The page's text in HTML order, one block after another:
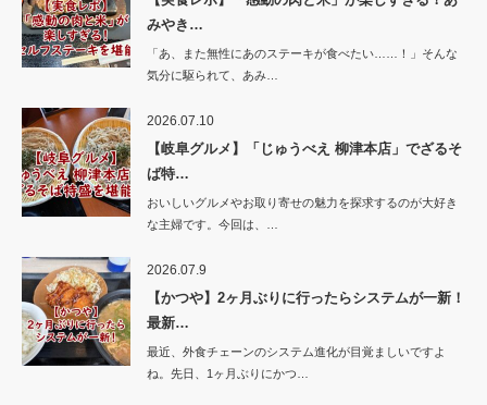
みやき…
「あ、また無性にあのステーキが食べたい……！」そんな
気分に駆られて、あみ…
2026.07.10
【岐阜グルメ】「じゅうべえ 柳津本店」でざるそ
ば特…
おいしいグルメやお取り寄せの魅力を探求するのが大好き
な主婦です。今回は、…
2026.07.9
【かつや】2ヶ月ぶりに行ったらシステムが一新！
最新…
最近、外食チェーンのシステム進化が目覚ましいですよ
ね。先日、1ヶ月ぶりにかつ…